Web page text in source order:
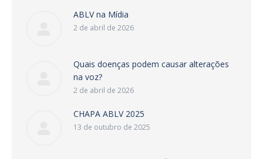
ABLV na Mídia
2 de abril de 2026
Quais doenças podem causar alterações
na voz?
2 de abril de 2026
CHAPA ABLV 2025
13 de outubro de 2025